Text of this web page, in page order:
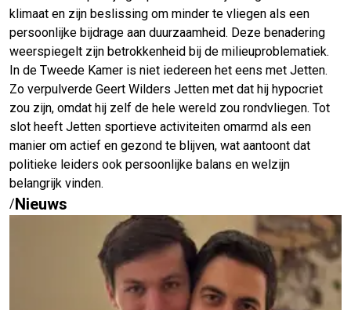
klimaat en zijn beslissing om minder te vliegen als een
persoonlijke bijdrage aan duurzaamheid. Deze benadering
weerspiegelt zijn betrokkenheid bij de milieuproblematiek.
In de Tweede Kamer is niet iedereen het eens met Jetten.
Zo verpulverde Geert Wilders Jetten met dat hij hypocriet
zou zijn, omdat hij zelf de hele wereld zou rondvliegen. Tot
slot heeft Jetten sportieve activiteiten omarmd als een
manier om actief en gezond te blijven, wat aantoont dat
politieke leiders ook persoonlijke balans en welzijn
belangrijk vinden.
/Nieuws